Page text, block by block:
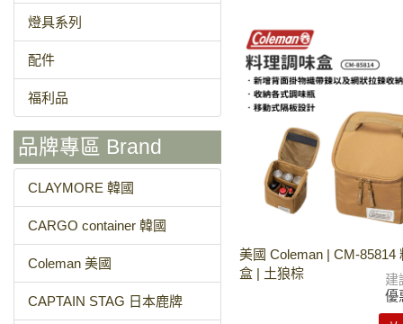
燈具系列
配件
福利品
品牌專區 Brand
CLAYMORE 韓國
CARGO container 韓國
Coleman 美國
CAPTAIN STAG 日本鹿牌
美國 Coleman | CM-85814
盒 | 土狼棕
建
優